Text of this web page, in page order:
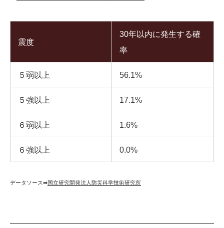
震度
30年以内に発生する確
率
５弱以上 56.1%
５強以上 17.1%
６弱以上 1.6%
６強以上 0.0%
データソース➡︎国立研究開発法人防災科学技術研究所